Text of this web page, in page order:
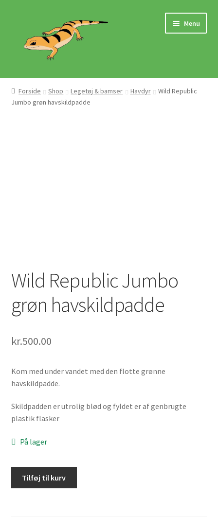
navigation
indhold
Menu
Hjem
Butik
Forside Shop Legetøj & bamser Havdyr
Wild Republic
Jumbo grøn havskildpadde
Wild Republic Jumbo
grøn havskildpadde
kr.500.00
Kom med under vandet med den flotte grønne
havskildpadde.
Skildpadden er utrolig blød og fyldet er af genbrugte
plastik flasker
På lager
Republic
Tilføj til kurv